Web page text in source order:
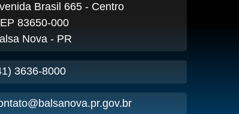
Brasil 665 - Centro
83650-000
Nova - PR
3636-8000